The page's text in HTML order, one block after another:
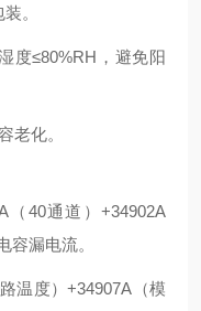
。
度≤80%RH ，避免阳
老化。
（ 40通道） +34902A
容漏电流。
路温度）+34907A （模